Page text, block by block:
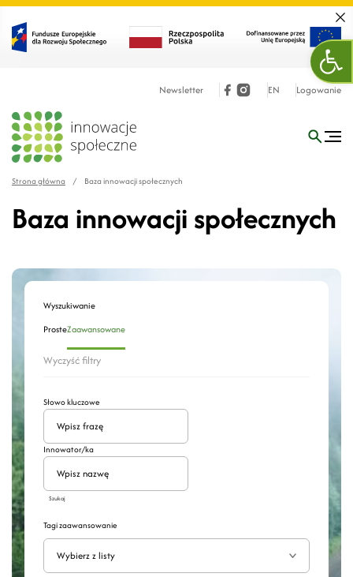
Newsletter EN Logowanie
Strona główna / Baza innowacji społecznych
Baza innowacji społecznych
Wyszukiwanie
ProsteZaawansowane
Wyczyść filtry
Słowo kluczowe
Innowator/ka
Szukaj
Tagi zaawansowanie
Wyszukaj Rozwiń